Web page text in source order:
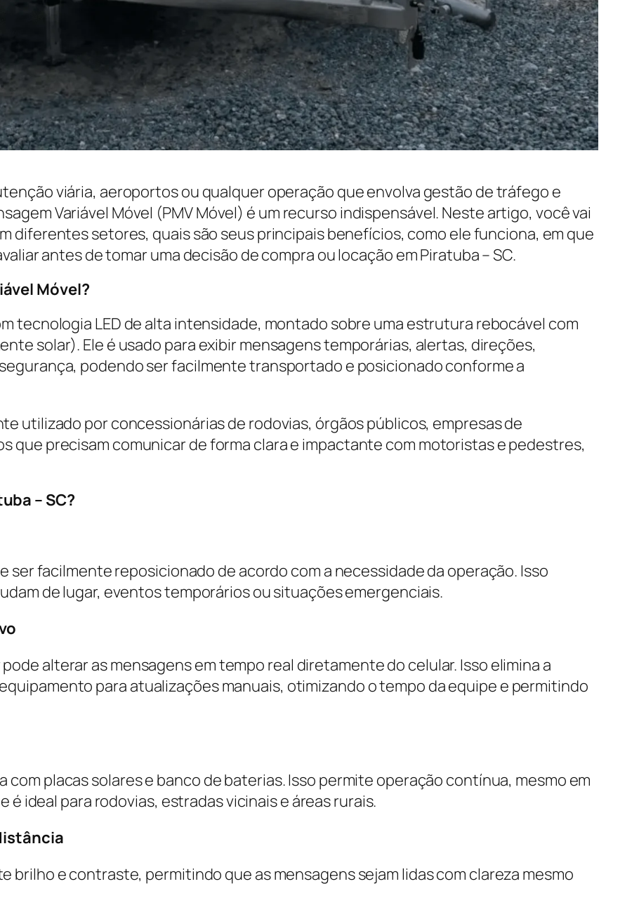
viária, aeroportos ou qualquer operação que envolva gestão de tráfego e
Variável Móvel (PMV Móvel) é um recurso indispensável. Neste artigo, você vai
diferentes setores, quais são seus principais benefícios, como ele funciona, em que
antes de tomar uma decisão de compra ou locação em Piratuba – SC.
Móvel?
tecnologia LED de alta intensidade, montado sobre uma estrutura rebocável com
solar). Ele é usado para exibir mensagens temporárias, alertas, direções,
podendo ser facilmente transportado e posicionado conforme a
utilizado por concessionárias de rodovias, órgãos públicos, empresas de
que precisam comunicar de forma clara e impactante com motoristas e pedestres,
– SC?
ser facilmente reposicionado de acordo com a necessidade da operação. Isso
de lugar, eventos temporários ou situações emergenciais.
alterar as mensagens em tempo real diretamente do celular. Isso elimina a
para atualizações manuais, otimizando o tempo da equipe e permitindo
com placas solares e banco de baterias. Isso permite operação contínua, mesmo em
é ideal para rodovias, estradas vicinais e áreas rurais.
brilho e contraste, permitindo que as mensagens sejam lidas com clareza mesmo